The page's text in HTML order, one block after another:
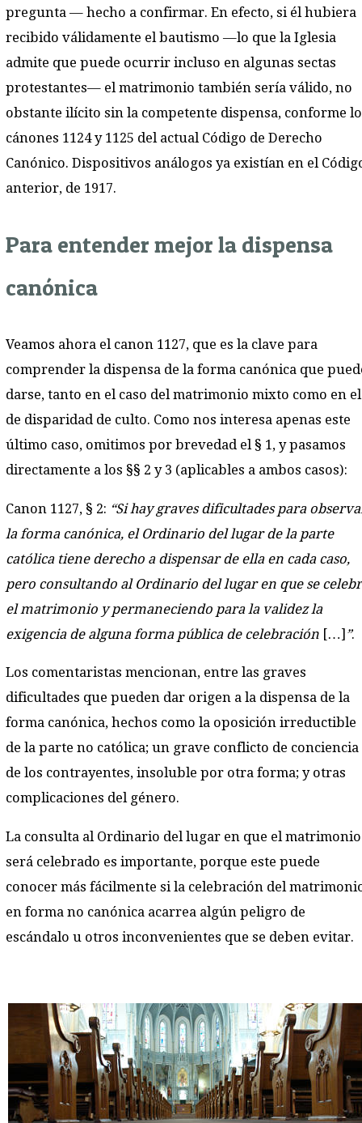
pregunta — hecho a confirmar. En efecto, si él hubiera
recibido válidamente el bautismo —lo que la Iglesia
admite que puede ocurrir incluso en algunas sectas
protestantes— el matrimonio también sería válido, no
obstante ilícito sin la competente dispensa, conforme
cánones 1124 y 1125 del actual Código de Derecho
Canónico. Dispositivos análogos ya existían en el
anterior, de 1917.
Para entender mejor la dispensa
canónica
Veamos ahora el canon 1127, que es la clave para
comprender la dispensa de la forma canónica que
darse, tanto en el caso del matrimonio mixto como en el
de disparidad de culto. Como nos interesa apenas este
último caso, omitimos por brevedad el § 1, y pasamos
directamente a los §§ 2 y 3 (aplicables a ambos casos):
Canon 1127, § 2: “Si hay graves dificultades para
la forma canónica, el Ordinario del lugar de la parte
católica tiene derecho a dispensar de ella en cada caso,
pero consultando al Ordinario del lugar en que se
el matrimonio y permaneciendo para la validez la
exigencia de alguna forma pública de celebración […] ”.
Los comentaristas mencionan, entre las graves
dificultades que pueden dar origen a la dispensa de la
forma canónica, hechos como la oposición irreductible
de la parte no católica; un grave conflicto de conciencia
de los contrayentes, insoluble por otra forma; y otras
complicaciones del género.
La consulta al Ordinario del lugar en que el matrimonio
será celebrado es importante, porque este puede
conocer más fácilmente si la celebración del
en forma no canónica acarrea algún peligro de
escándalo u otros inconvenientes que se deben evitar.